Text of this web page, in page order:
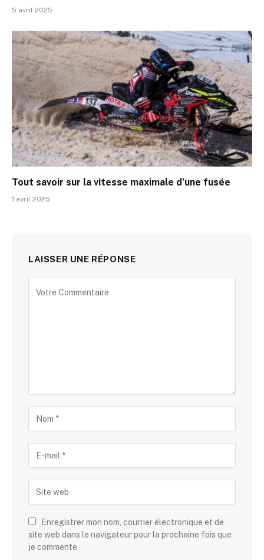
5 avril 2025
Tout savoir sur la vitesse maximale d’une fusée
1 avril 2025
LAISSER UNE RÉPONSE
Enregistrer mon nom, courrier électronique et de
site web dans le navigateur pour la prochaine fois que
je commente.